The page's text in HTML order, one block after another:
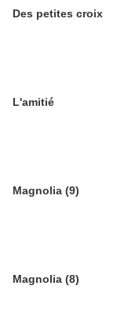
Des petites croix
L'amitié
Magnolia (9)
Magnolia (8)